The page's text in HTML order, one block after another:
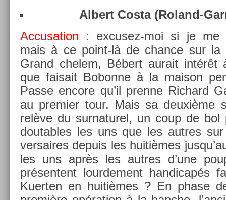
Al­bert Costa (Roland-
Ac­cusa­tion : excusez-moi si je me
mais à ce point-là de chan­ce sur la
Grand chelem, Bébert aurait intérêt
que faisait Bobon­ne à la maison
Passe en­core qu’il pre­nne Ric­hard
au pre­mi­er tour. Mais sa deuxième
relève du sur­naturel, un coup de
dout­ables les uns que les aut­res
versaires de­puis les huitièmes
les uns après les aut­res d’une
présen­tent lour­de­ment han­dicapés
Kuert­en en huitièmes ? En phase